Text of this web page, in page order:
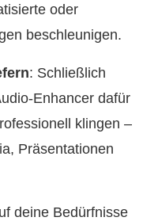
oder
beschleunigen.
: Schließlich
Enhancer dafür
klingen –
Präsentationen
deine Bedürfnisse